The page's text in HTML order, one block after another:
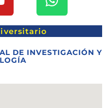
DE INVESTIGACIÓN Y